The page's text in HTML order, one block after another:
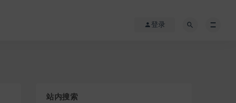
登录
站内搜索